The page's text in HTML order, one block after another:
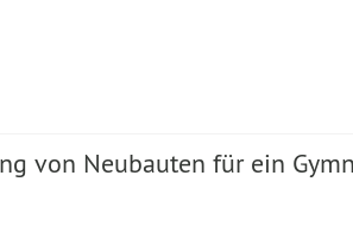
von Neubauten für ein